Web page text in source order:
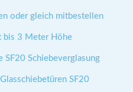
oder gleich mitbestellen
bis 3 Meter Höhe
Schiebeverglasung
SF20